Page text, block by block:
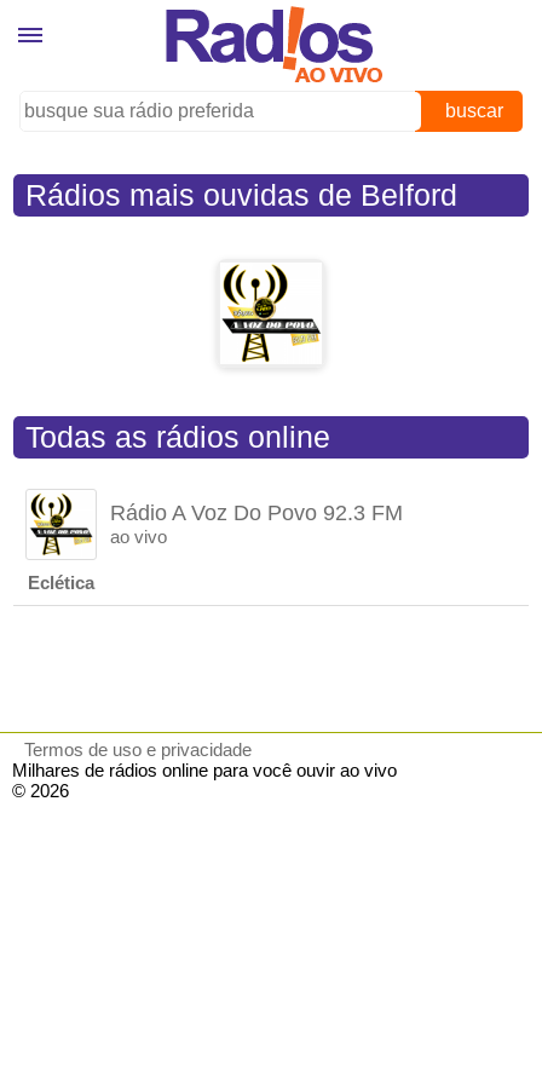
buscar
Rádios mais ouvidas de Belford
Todas as rádios online
Rádio A Voz Do Povo 92.3 FM
ao vivo
Eclética
Termos de uso e privacidade
Milhares de rádios online para você ouvir ao vivo
© 2026